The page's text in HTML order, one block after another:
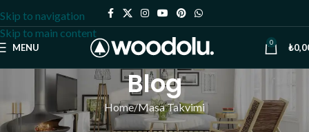
Skip to navigation
Skip to main content
MENU 0 ₺
Blog
Home Masa Takvimi
MASA TAKVIMI